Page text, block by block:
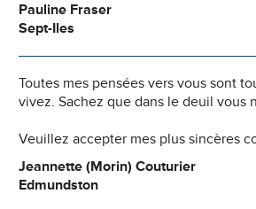
Pauline Fraser
Sept-Iles
Toutes mes pensées vers vous sont
vivez. Sachez que dans le deuil vous
Veuillez accepter mes plus sincères
Jeannette (Morin) Couturier
Edmundston